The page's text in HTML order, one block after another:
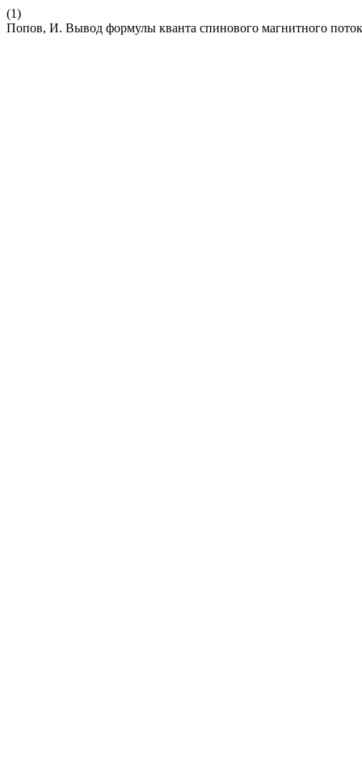
(1)
Попов, И. Вывод формулы кванта спинового магнитного